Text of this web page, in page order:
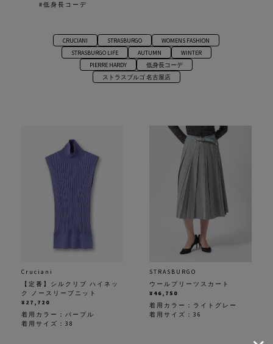
#低身長コーデ
CRUCIANI STRASBURGO
WOMENS FASHION
STRASBURGO LIFE
AUTUMN
WINTER
PIERRE HARDY
低身長コーデ
ストラスブルゴ 名古屋店
Cruciani
【定番】シルクリブ ハイネッ
ク ノースリーブニット
¥27,720
着用カラー： パープル
着用サイズ：38
STRASBURGO
ウールプリーツスカート
¥46,750
着用カラー： ライトグレー
着用サイズ：36